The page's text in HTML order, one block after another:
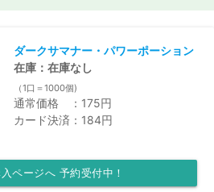
ダークサマナー・パワーポーション
在庫：在庫なし
（1口＝1000個)
通常価格 ：175円
カード決済：184円
ページへ 予約受付中！